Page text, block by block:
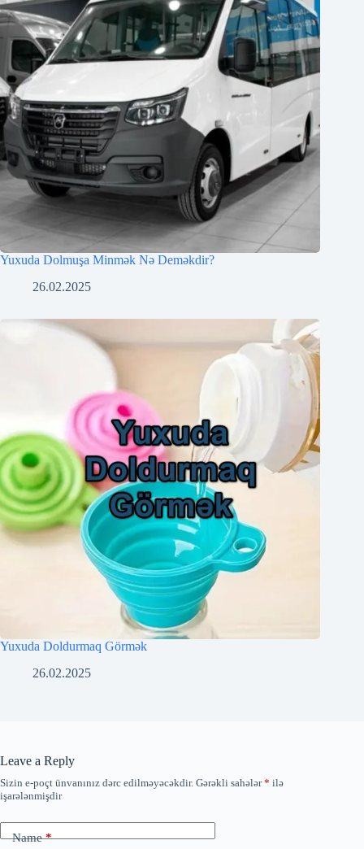
Yuxuda Dolmuşa Minmək Nə Deməkdir?
26.02.2025
Yuxuda Doldurmaq Görmək
26.02.2025
Leave a Reply
Sizin e-poçt ünvanınız dərc edilməyəcəkdir. Gərəkli sahələr* ilə
işarələnmişdir
Name*